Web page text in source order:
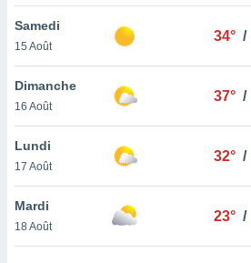
votre
à
en
le
Samedi
15 Août
34° /
Dimanche
16 Août
37° /
Lundi
17 Août
32° /
Mardi
18 Août
23° /